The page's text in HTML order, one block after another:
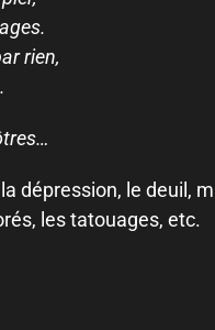
rien,
dépression, le deuil,
les tatouages, etc.